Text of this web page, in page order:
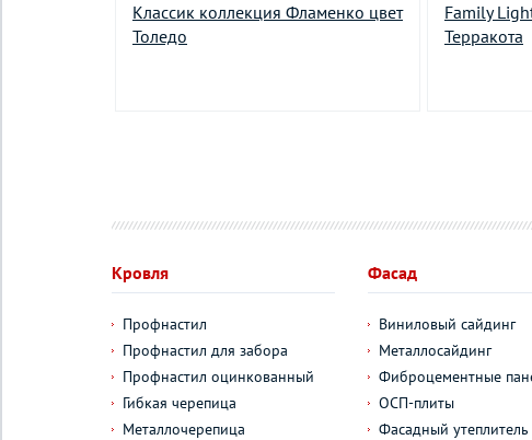
Классик коллекция Фламенко цвет
Толедо
Family
Терракота
Кровля
Профнастил
Профнастил для забора
Профнастил оцинкованный
Гибкая черепица
Металлочерепица
Фасад
Виниловый сайдинг
Металлосайдинг
Фиброцементные
ОСП-плиты
Фасадный утеплитель